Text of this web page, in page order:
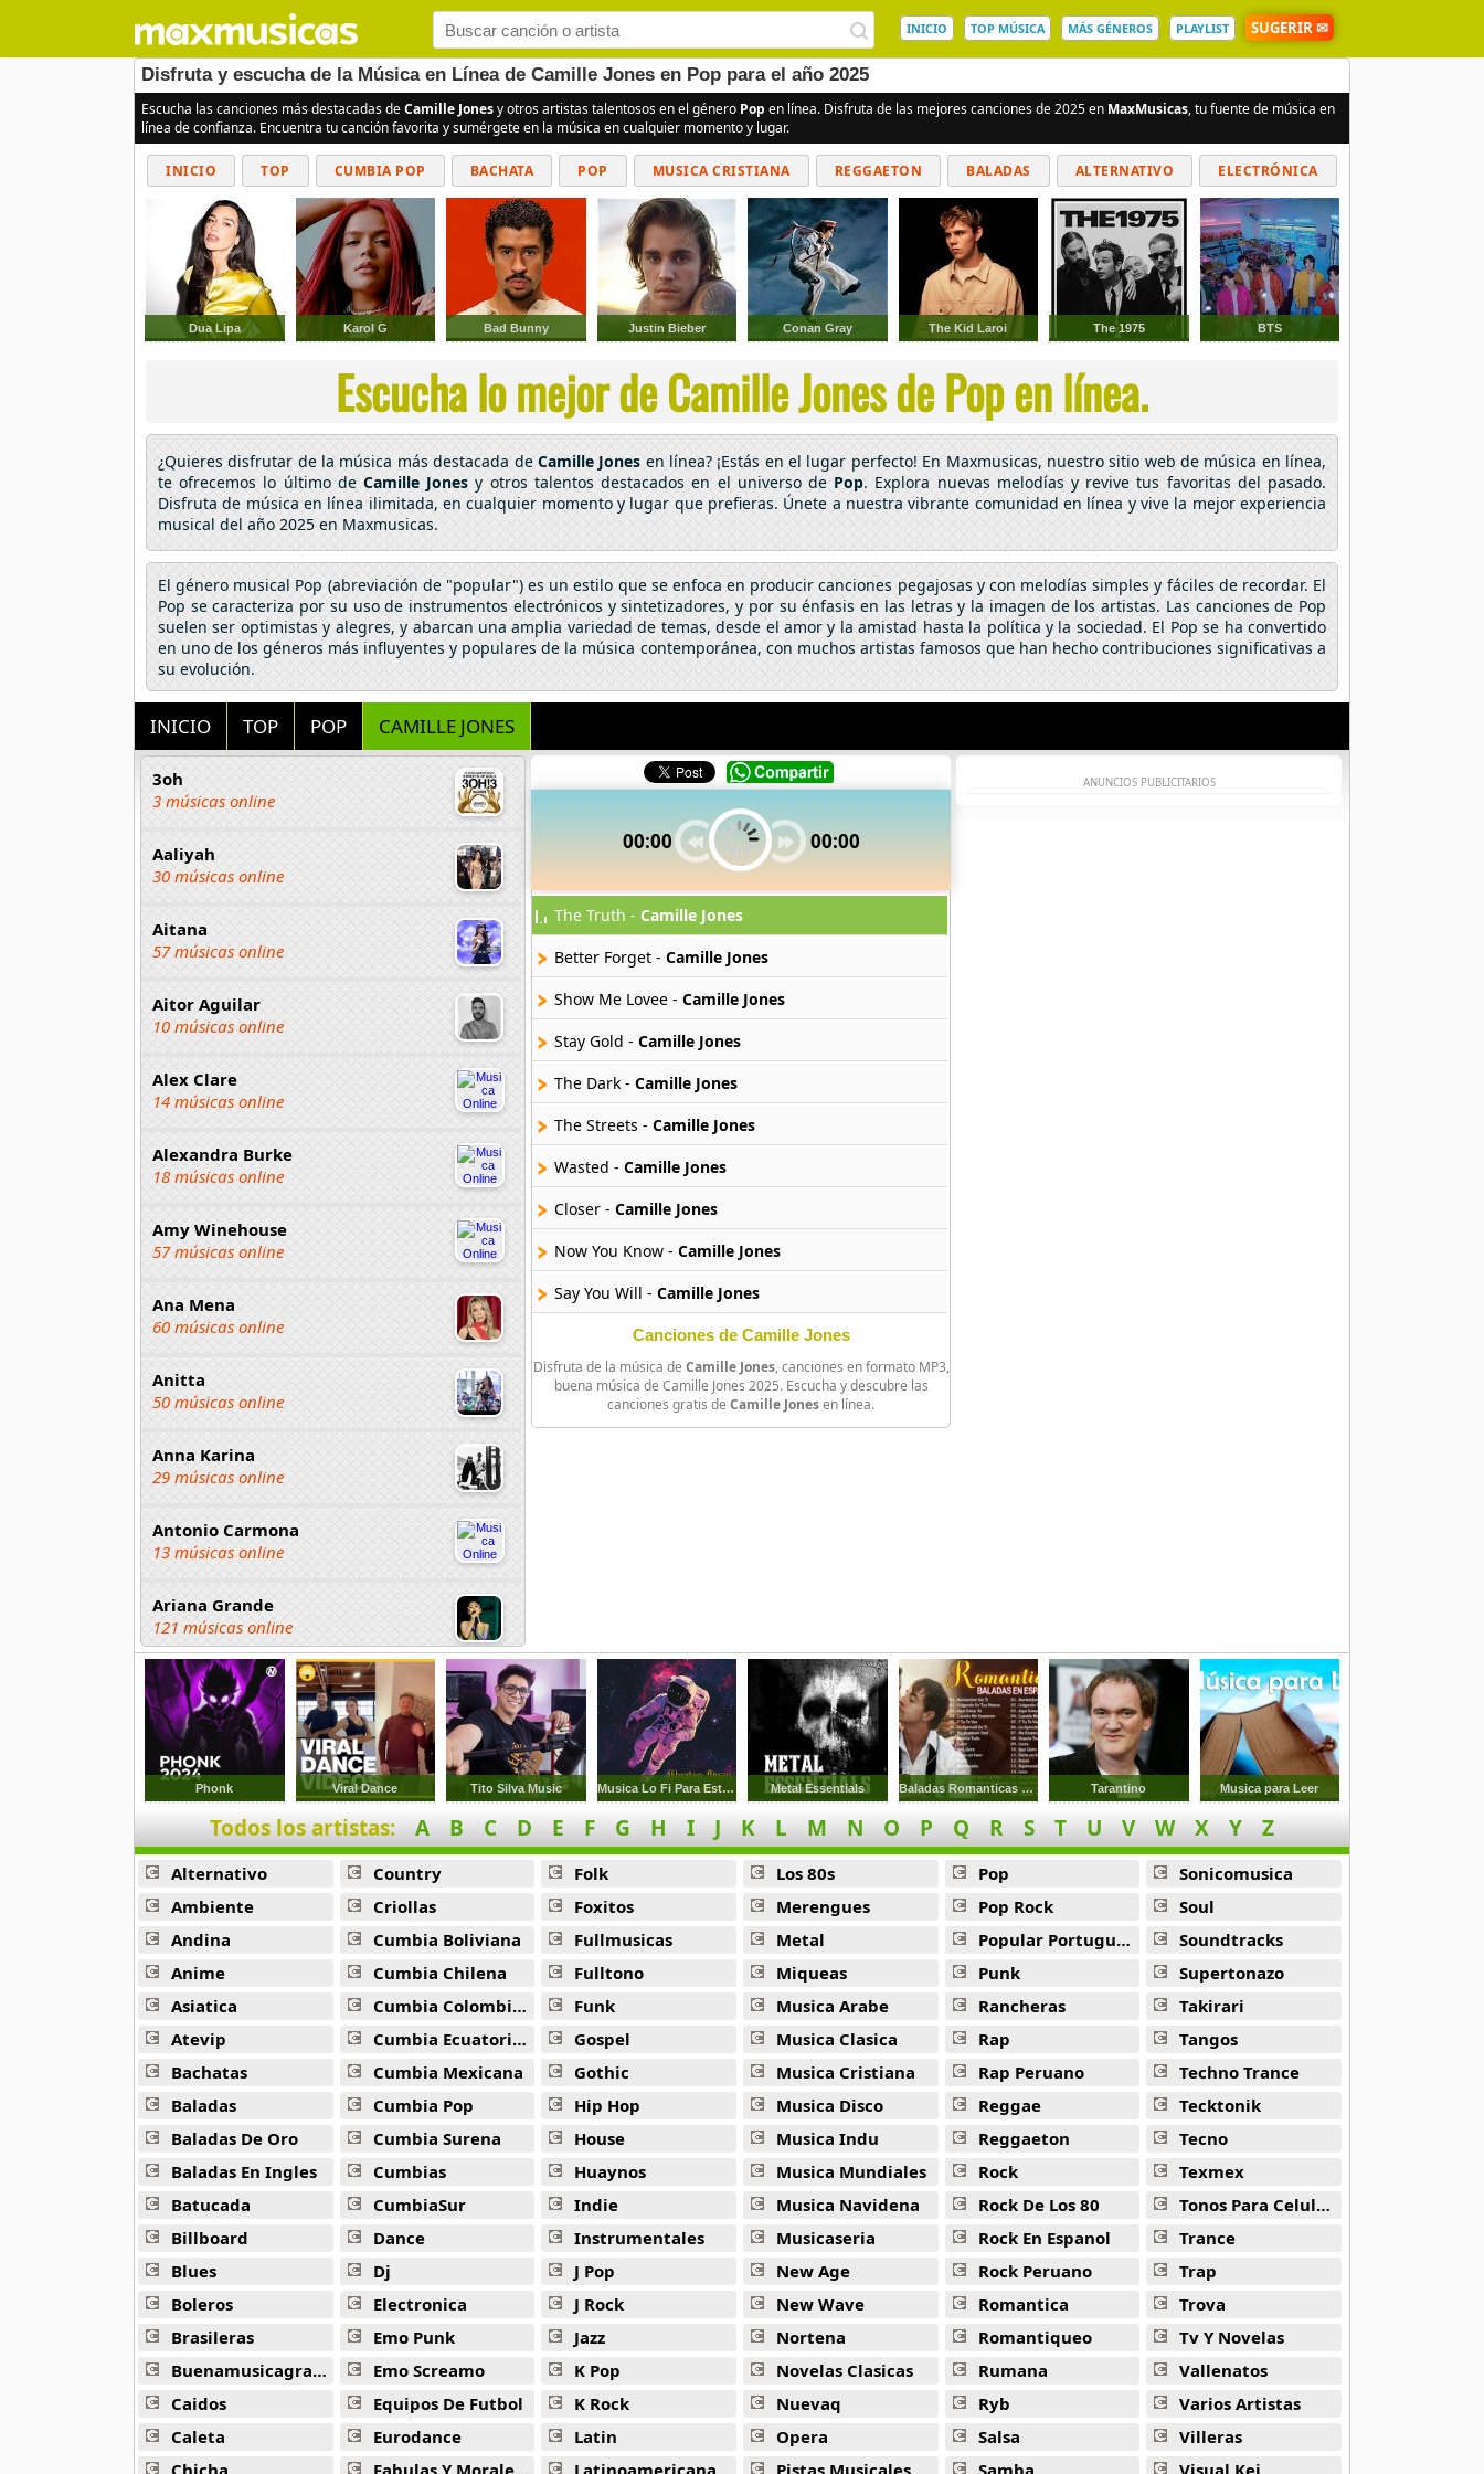
INICIO TOP MÚSICA MÁS GÉNEROS PLAYLIST SUGERIR ✉
Disfruta y escucha de la Música en Línea de Camille Jones en Pop para el año 2025
Escucha las canciones más destacadas deCamille Jonesy otros artistas talentosos en el género Pop en línea. Disfruta de las mejores canciones de 2025 en MaxMusicas, tu fuente de música en
línea de confianza. Encuentra tu canción favorita y sumérgete en la música en cualquier momento y lugar.
INICIO TOP CUMBIA POP BACHATA POP MUSICA CRISTIANA REGGAETON BALADAS ALTERNATIVO ELECTRÓNICA
CUMBIAS
Dua Lipa Karol G Bad Bunny Justin Bieber Conan Gray The Kid Laroi The 1975 BTS
Escucha lo mejor de Camille Jones de Pop en línea.
¿Quieres disfrutar de la música más destacada de Camille Jones en línea? ¡Estás en el lugar perfecto! En Maxmusicas, nuestro sitio web de música en línea,
te ofrecemos lo último deCamille Jones y otros talentos destacados en el universo de Pop. Explora nuevas melodías y revive tus favoritas del pasado.
Disfruta de música en línea ilimitada, en cualquier momento y lugar que prefieras. Únete a nuestra vibrante comunidad en línea y vive la mejor experiencia
musical del año 2025 en Maxmusicas.
El género musical Pop (abreviación de "popular") es un estilo que se enfoca en producir canciones pegajosas y con melodías simples y fáciles de recordar. El
Pop se caracteriza por su uso de instrumentos electrónicos y sintetizadores, y por su énfasis en las letras y la imagen de los artistas. Las canciones de Pop
suelen ser optimistas y alegres, y abarcan una amplia variedad de temas, desde el amor y la amistad hasta la política y la sociedad. El Pop se ha convertido
en uno de los géneros más influyentes y populares de la música contemporánea, con muchos artistas famosos que han hecho contribuciones significativas a
su evolución.
INICIO TOP POP CAMILLE JONES
3oh
3 músicas online
Aaliyah
30 músicas online
Aitana
57 músicas online
Aitor Aguilar
10 músicas online
Alex Clare
14 músicas online
Alexandra Burke
18 músicas online
Amy Winehouse
57 músicas online
Ana Mena
60 músicas online
Anitta
50 músicas online
Anna Karina
29 músicas online
Antonio Carmona
13 músicas online
Ariana Grande
121 músicas online
Aselin Debison
25 músicas online
Asmir Young
36 músicas online
Aya Nakamura
44 músicas online
B J Thomas
18 músicas online
Bellakath
27 músicas online
Benson Boone
16 músicas online
Beret
50 músicas online
Big Time Rush
14 músicas online
Bikeride
61 músicas online
52 músicas online
Birdy
00:00 00:00
The Truth - Camille Jones
Better Forget - Camille Jones
Show Me Lovee - Camille Jones
Stay Gold - Camille Jones
The Dark - Camille Jones
The Streets - Camille Jones
Wasted - Camille Jones
Closer - Camille Jones
Now You Know - Camille Jones
Say You Will - Camille Jones
Canciones de Camille Jones
Disfruta de la música de Camille Jones, canciones en formato MP3,
buena música de Camille Jones 2025. Escucha y descubre las
canciones gratis de Camille Jonesen línea.
ANUNCIOS PUBLICITARIOS
Phonk Viral Dance Tito Silva Music Musica Lo Fi Para Estudiar 1 Metal Essentials Baladas Romanticas En Espanol De Los 60s 70s 80 Tarantino Musica para Leer
Todos los artistas: A B C D E F G H I J K L M N O P Q R S T U V W X Y Z
Alternativo
Ambiente
Andina
Anime
Asiatica
Atevip
Bachatas
Baladas
Baladas De Oro
Baladas En Ingles
Batucada
Billboard
Blues
Boleros
Brasileras
Buenamusicagratis
Caidos
Caleta
Chicha
Country
Criollas
Cumbia Boliviana
Cumbia Chilena
Cumbia Colombiana
Cumbia Ecuatoriana
Cumbia Mexicana
Cumbia Pop
Cumbia Surena
Cumbias
CumbiaSur
Dance
Dj
Electronica
Emo Punk
Emo Screamo
Equipos De Futbol
Eurodance
Fabulas Y Moralejas
Folk
Foxitos
Fullmusicas
Fulltono
Funk
Gospel
Gothic
Hip Hop
House
Huaynos
Indie
Instrumentales
J Pop
J Rock
Jazz
K Pop
K Rock
Latin
Latinoamericana
Los 80s
Merengues
Metal
Miqueas
Musica Arabe
Musica Clasica
Musica Cristiana
Musica Disco
Musica Indu
Musica Mundiales
Musica Navidena
Musicaseria
New Age
New Wave
Nortena
Novelas Clasicas
Nuevaq
Opera
Pistas Musicales
Pop
Pop Rock
Popular Portuguesa
Punk
Rancheras
Rap
Rap Peruano
Reggae
Reggaeton
Rock
Rock De Los 80
Rock En Espanol
Rock Peruano
Romantica
Romantiqueo
Rumana
Ryb
Salsa
Samba
Sonicomusica
Soul
Soundtracks
Supertonazo
Takirari
Tangos
Techno Trance
Tecktonik
Tecno
Texmex
Tonos Para Celulares
Trance
Trap
Trova
Tv Y Novelas
Vallenatos
Varios Artistas
Villeras
Visual Kei